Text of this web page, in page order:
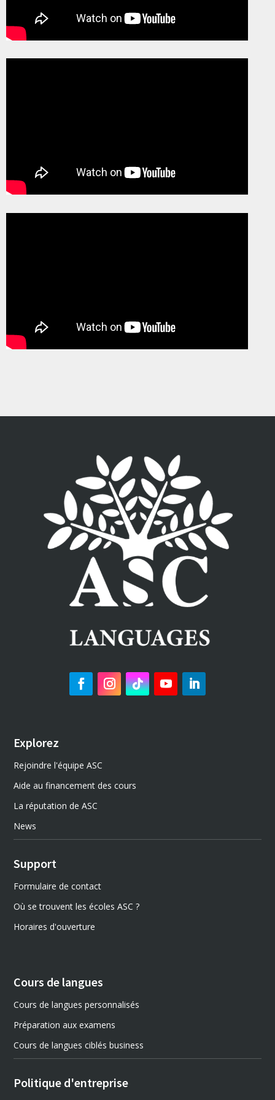
Explorez
Rejoindre l'équipe ASC
Aide au financement des cours
La réputation de ASC
News
Support
Formulaire de contact
Où se trouvent les écoles ASC ?
Horaires d'ouverture
Cours de langues
Cours de langues personnalisés
Préparation aux examens
Cours de langues ciblés business
Politique d'entreprise